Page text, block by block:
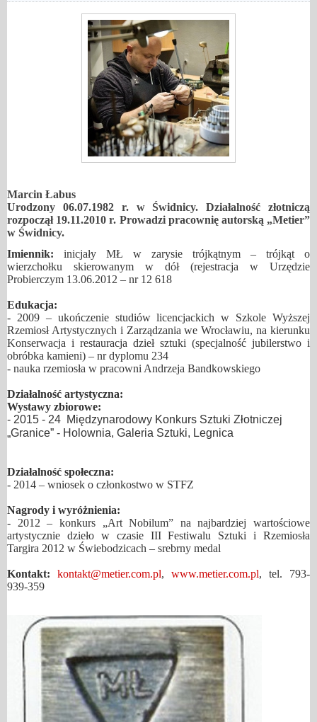
Marcin Łabus
Urodzony 06.07.1982 r. w Świdnicy. Działalność złotniczą
rozpoczął 19.11.2010 r. Prowadzi pracownię autorską „Metier”
w Świdnicy.
Imiennik: inicjały MŁ w zarysie trójkątnym – trójkąt o
wierzchołku skierowanym w dół (rejestracja w Urzędzie
Probierczym 13.06.2012 – nr 12 618
Edukacja:
- 2009 – ukończenie studiów licencjackich w Szkole Wyższej
Rzemiosł Artystycznych i Zarządzania we Wrocławiu, na kierunku
Konserwacja i restauracja dzieł sztuki (specjalność jubilerstwo i
obróbka kamieni) – nr dyplomu 234
- nauka rzemiosła w pracowni Andrzeja Bandkowskiego
Działalność artystyczna:
Wystawy zbiorowe:
- 2015 - 24 Międzynarodowy Konkurs Sztuki Złotniczej
„Granice” - Holownia, Galeria Sztuki, Legnica
Działalność społeczna:
- 2014 – wniosek o członkostwo w STFZ
Nagrody i wyróżnienia:
- 2012 – konkurs „Art Nobilum” na najbardziej wartościowe
artystycznie dzieło w czasie III Festiwalu Sztuki i Rzemiosła
Targira 2012 w Świebodzicach – srebrny medal
Kontakt: kontakt@metier.com.pl, www.metier.com.pl, tel. 793-
939-359